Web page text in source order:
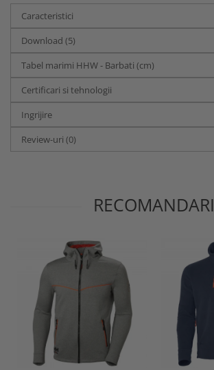
Caracteristici
Download (5)
Tabel marimi HHW - Barbati (cm)
Certificari si tehnologii
Ingrijire
Review-uri (0)
RECOMANDARI